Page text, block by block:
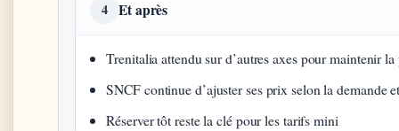
4 Et après
Trenitalia attendu sur d’autres axes pour maintenir
SNCF continue d’ajuster ses prix selon la demande
Réserver tôt reste la clé pour les tarifs mini